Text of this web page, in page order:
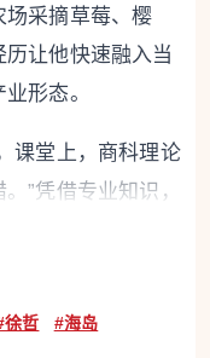
采摘草莓、樱
让他快速融入当
形态。
堂上，商科理论
”凭借专业知识，
线上教学与售卖
门。毕业后，徐
老金公司任职，
徐哲 #海岛